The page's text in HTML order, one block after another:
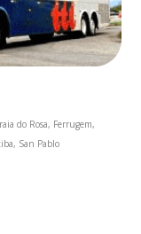
do Rosa, Ferrugem,
San Pablo